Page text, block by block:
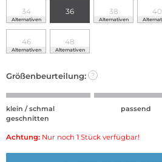
34
Alternativen
36 38
Alternativen
40
46
Alternativen
48
Alternativen
Größenbeurteilung: ?
klein / schmal
geschnitten
passend
Achtung: Nur noch 1 Stück verfügbar!